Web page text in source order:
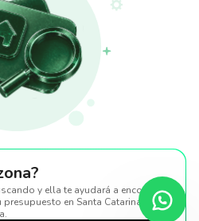
y ella te ayudará a encontrar
presupuesto en Santa Catarina
.